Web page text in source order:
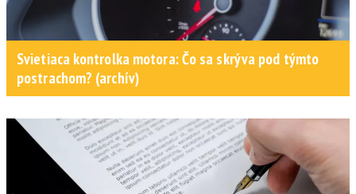
Svietiaca kontrolka motora: Čo sa skrýva pod týmto
postrachom? (archív)